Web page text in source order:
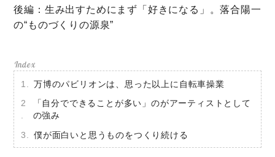
後編：生み出すためにまず「好きになる」。落合陽一
の“ものづくりの源泉”
万博のパビリオンは、思った以上に自転車操業
「自分でできることが多い」のがアーティストとして
の強み
僕が面白いと思うものをつくり続ける